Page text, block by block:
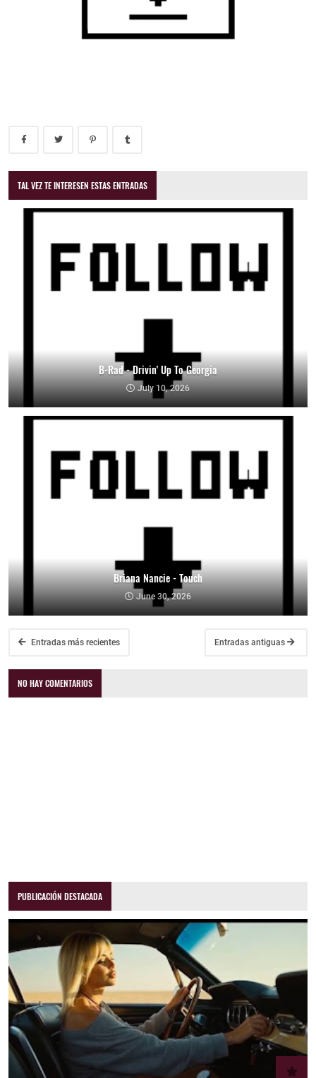
TAL VEZ TE INTERESEN ESTAS ENTRADAS
B-Rad - Drivin' Up To Georgia
July 10, 2026
Briana Nancie - Touch
June 30, 2026
Entradas más recientes Entradas antiguas
NO HAY COMENTARIOS
PUBLICACIÓN DESTACADA